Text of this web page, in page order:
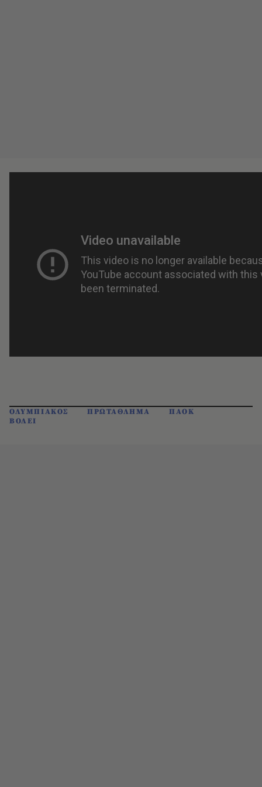
ΟΛΥΜΠΙΑΚΟΣ ΠΡΩΤΑΘΛΗΜΑ
ΠΑΟΚ
ΒΟΛΕΙ